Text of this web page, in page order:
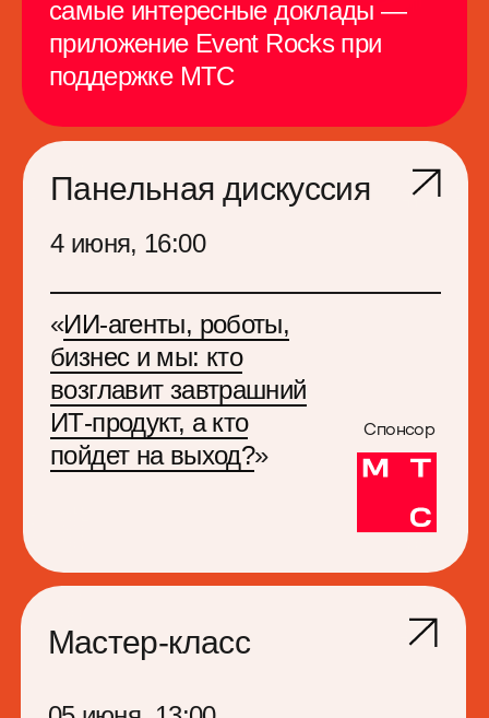
Один неверный ход —
один очень хороший
шот. Шахматы для тех,
4 июня, 18:30
Зал Лонг Холл
Шахматы с настойками
04 июня, 19:30
Вечер у костра
Музыка от диджеев, вкусная еда,
уютная веранда и все, чтобы
расслабиться, завести новые
полезные знакомства или просто
лучше узнать друг друга.